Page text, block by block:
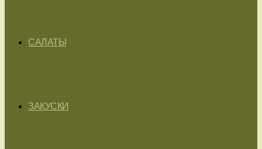
САЛАТЫ
ЗАКУСКИ